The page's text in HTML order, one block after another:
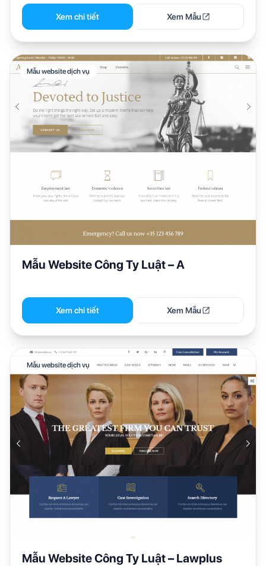
Xem chi tiết Xem Mẫu
Mẫu website dịch vụ
Mẫu Website Công Ty Luật – A
Xem chi tiết Xem Mẫu
Mẫu website dịch vụ
Mẫu Website Công Ty Luật – Lawplus